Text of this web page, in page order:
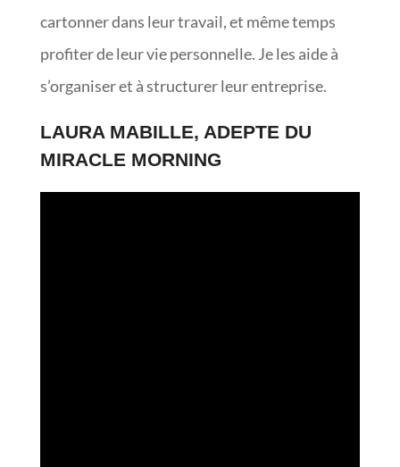
cartonner dans leur travail, et même temps
profiter de leur vie personnelle. Je les aide à
s’organiser et à structurer leur entreprise.
LAURA MABILLE, ADEPTE DU
MIRACLE MORNING